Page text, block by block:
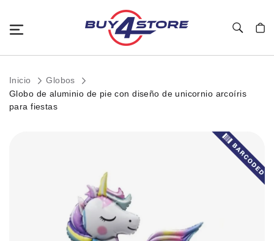
Inicio
Globos
Globo de aluminio de pie con diseño de unicornio arcoíris
para fiestas